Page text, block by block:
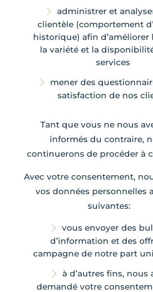
administrer et
clientèle (comportement
historique) afin d’améliorer
la variété et la
services
mener des
satisfaction de nos
Tant que vous ne nous
informés du contraire,
continuerons de procéder à
Avec votre consentement,
vos données personnelles
suivantes:
vous envoyer des
d’information et des
campagne de notre part
à d’autres fins, nous
demandé votre